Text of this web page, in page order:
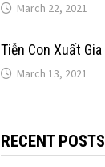
March 22, 2021
Tiễn Con Xuất Gia
March 13, 2021
RECENT POSTS